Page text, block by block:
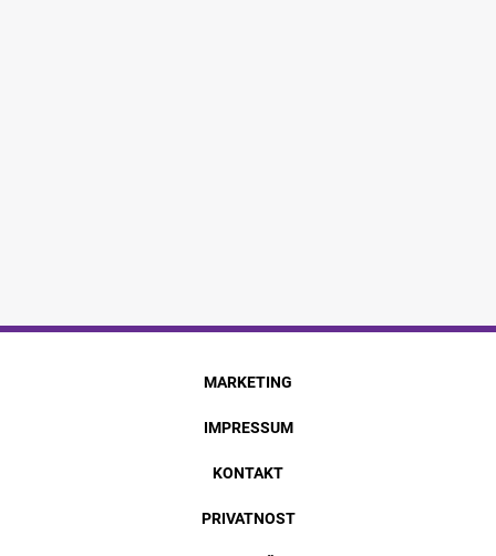
MARKETING
IMPRESSUM
KONTAKT
PRIVATNOST